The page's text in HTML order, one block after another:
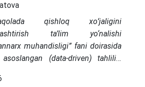
qishloq xoʻjaligini
ta’lim yo‘nalishi
muhandisligi” fani doirasida
asoslangan (data-driven) tahliliy-
asoslari tadqiq etilgan.